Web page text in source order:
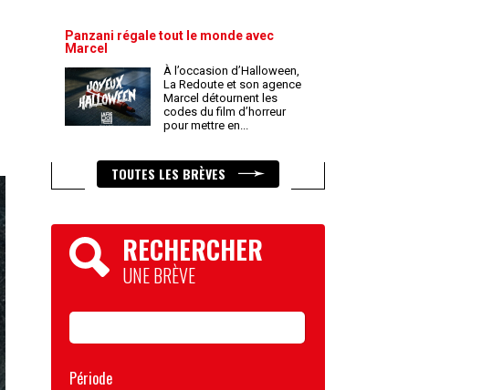
Panzani régale tout le monde avec
Marcel
À l’occasion d’Halloween,
La Redoute et son agence
Marcel détournent les
codes du film d’horreur
pour mettre en...
TOUTES LES BRÈVES
RECHERCHER
UNE BRÈVE
Période